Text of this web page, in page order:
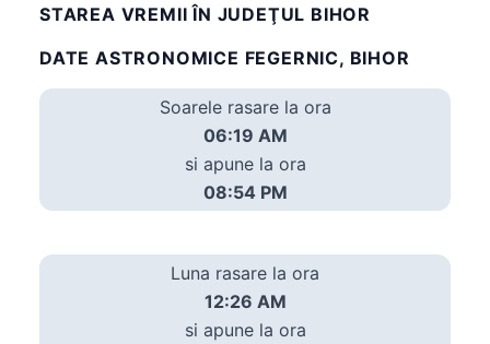
STAREA VREMII ÎN JUDEŢUL BIHOR
DATE ASTRONOMICE FEGERNIC, BIHOR
Soarele rasare la ora
06:19 AM
si apune la ora
08:54 PM
Luna rasare la ora
12:26 AM
si apune la ora